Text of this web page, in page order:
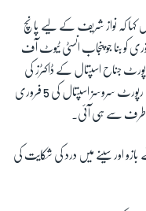
کہ نواز شریف کے لیے پانچ
میڈیکل بورڈ بنائے گئے۔ پہلا میڈیکل بورڈ 17 جنوری کو بنا جو پنجاب انسٹی ٹیوٹ آف
جناح اسپتال کے ڈاکٹرز کی
آئی۔ تیسری میڈیکل رپورٹ 30 جنوری 2019ء، چوتھی رپورٹ سروسز اسپتال کی 5 فروری
طرف سے ہی آئی۔
کو نواز شریف نے بازو اور سینے میں درد کی شکایت کی